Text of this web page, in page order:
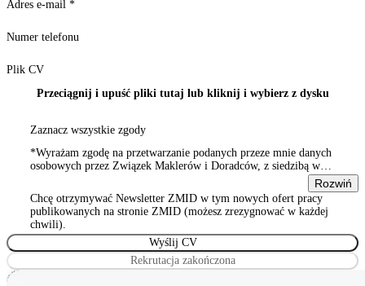
Adres e-mail *
Numer telefonu
Plik CV
Przeciągnij i upuść pliki tutaj lub kliknij i wybierz z dysku
Zaznacz wszystkie zgody
*Wyrażam zgodę na przetwarzanie podanych przeze mnie danych
osobowych przez Związek Maklerów i Doradców, z siedzibą w
stowarzyszeń, innych organizacji społecznych i zawodowych,
Wyrażam zgodę na przetwarzanie podanych przeze mnie danych
osobowych przez Związek Maklerów i Doradców, z siedzibą w
Warszawie 00-815, ul. Sienna 93/2, wpisanym do rejestru
stowarzyszeń, innych organizacji społecznych i zawodowych
Rozwiń
Chcę otrzymywać Newsletter ZMID w tym nowych ofert pracy
publikowanych na stronie ZMID (możesz zrezygnować w każdej
chwili).
Rekrutacja zakończona